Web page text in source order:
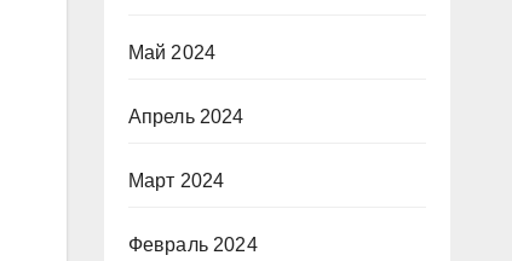
Май 2024
Апрель 2024
Март 2024
Февраль 2024